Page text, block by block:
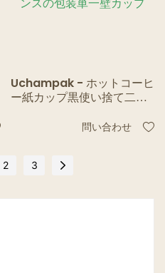
Uchampak - ホットコーヒ
ー紙カップ黒使い捨て二重
ゴすべて 8 オンス 12 オンス
問い合わせ
2 3